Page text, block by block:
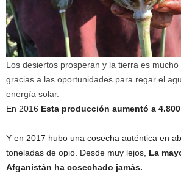
Los desiertos prosperan y la tierra es
gracias a las oportunidades para regar el
energía solar.
En 2016 Esta producción aumentó a
Y en 2017 hubo una cosecha auténtica en
toneladas de opio. Desde muy lejos, La
Afganistán ha cosechado jamás.